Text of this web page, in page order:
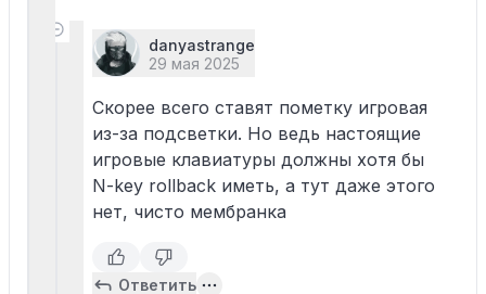
danyastrange
29 мая 2025
Скорее всего ставят пометку игровая
из-за подсветки. Но ведь настоящие
игровые клавиатуры должны хотя бы
N-key rollback иметь, а тут даже этого
нет, чисто мембранка
Ответить